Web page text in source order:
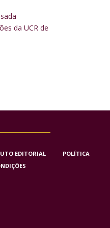
da UCR de
EDITORIAL POLÍTICA